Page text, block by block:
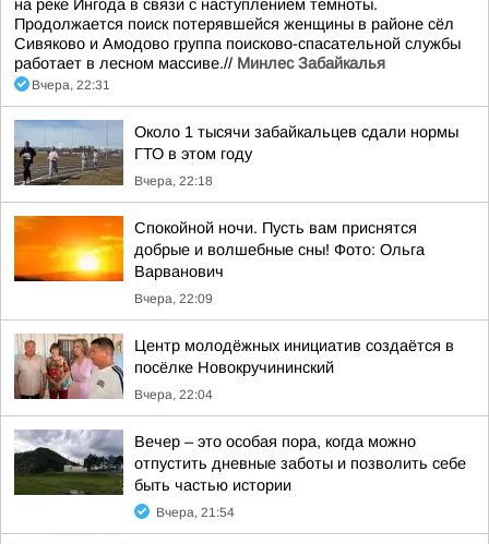
на реке Ингода в связи с наступлением темноты.
Продолжается поиск потерявшейся женщины в районе сёл
Сивяково и Амодово группа поисково-спасательной службы
работает в лесном массиве.// Минлес Забайкалья
Вчера, 22:31
Около 1 тысячи забайкальцев сдали нормы
ГТО в этом году
Вчера, 22:18
Спокойной ночи. Пусть вам приснятся
добрые и волшебные сны! Фото: Ольга
Варванович
Вчера, 22:09
Центр молодёжных инициатив создаётся в
посёлке Новокручининский
Вчера, 22:04
Вечер – это особая пора, когда можно
отпустить дневные заботы и позволить себе
быть частью истории
Вчера, 21:54